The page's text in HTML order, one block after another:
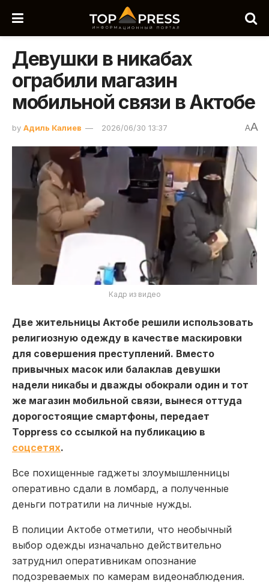
Девушки в никабах
ограбили магазин
мобильной связи в Актобе
by Адиль Калиев 2026/06/30 13:37 AA
Кадр из видео
Две жительницы Актобе решили использовать
религиозную одежду в качестве маскировки
для совершения преступлений. Вместо
привычных масок или балаклав девушки
надели никабы и дважды обокрали один и тот
же магазин мобильной связи, вынеся оттуда
дорогостоящие смартфоны, передает
Toppress со ссылкой на публикацию в
соцсетях.
Все похищенные гаджеты злоумышленницы
оперативно сдали в ломбард, а полученные
деньги потратили на личные нужды.
В полиции Актобе отметили, что необычный
выбор одежды изначально действительно
затруднил оперативникам опознание
подозреваемых по камерам видеонаблюдения.